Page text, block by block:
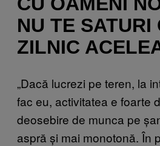
NU TE SATURI
ZILNIC
„Dacă lucrezi pe teren, la
fac eu, activitatea e foarte
deosebire de munca pe
aspră și mai monotonă. În